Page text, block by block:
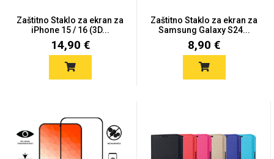
Zaštitno Staklo za ekran za
iPhone 15 / 16 (3D...
14,90 €
Zaštitno Staklo za ekran za
Samsung Galaxy S24...
8,90 €